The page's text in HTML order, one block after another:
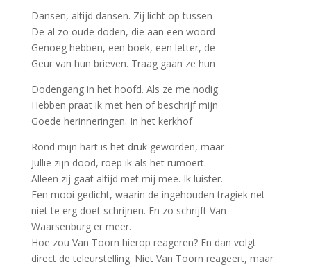
Dansen, altijd dansen. Zij licht op tussen
De al zo oude doden, die aan een woord
Genoeg hebben, een boek, een letter, de
Geur van hun brieven. Traag gaan ze hun
Dodengang in het hoofd. Als ze me nodig
Hebben praat ik met hen of beschrijf mijn
Goede herinneringen. In het kerkhof
Rond mijn hart is het druk geworden, maar
Jullie zijn dood, roep ik als het rumoert.
Alleen zij gaat altijd met mij mee. Ik luister.
Een mooi gedicht, waarin de ingehouden tragiek net
niet te erg doet schrijnen. En zo schrijft Van
Waarsenburg er meer.
Hoe zou Van Toorn hierop reageren? En dan volgt
direct de teleurstelling. Niet Van Toorn reageert, maar